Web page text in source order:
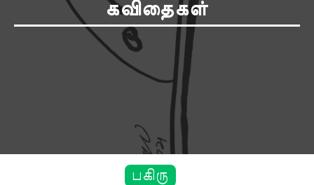
கவிதைகள்
பகிரு